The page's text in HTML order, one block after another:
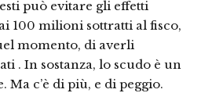
può evitare gli effetti
100 milioni sottratti al fisco,
momento, di averli
. In sostanza, lo scudo è un
Ma c’è di più, e di peggio.